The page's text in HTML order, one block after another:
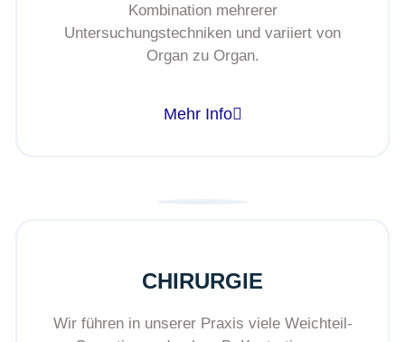
Kombination mehrerer
Untersuchungstechniken und variiert von
Organ zu Organ.
Mehr Info
CHIRURGIE
Wir führen in unserer Praxis viele Weichteil-